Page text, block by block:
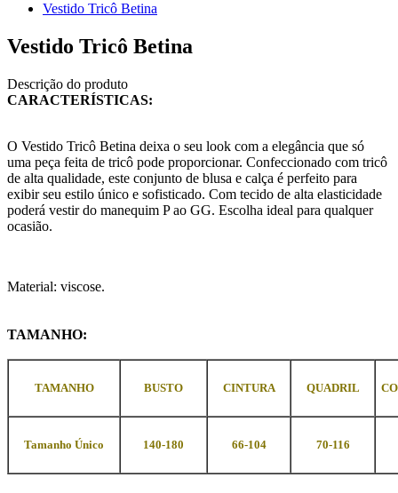
Vestido Tricô Betina
Vestido Tricô Betina
Descrição do produto
CARACTERÍSTICAS:
O Vestido Tricô Betina deixa o seu look com a elegância que só
uma peça feita de tricô pode proporcionar. Confeccionado com tricô
de alta qualidade, este conjunto de blusa e calça é perfeito para
exibir seu estilo único e sofisticado. Com tecido de alta elasticidade
poderá vestir do manequim P ao GG. Escolha ideal para qualquer
ocasião.
Material: viscose.
TAMANHO:
TAMANHO BUSTO CINTURA QUADRIL
Tamanho Único 140-180 66-104 70-116